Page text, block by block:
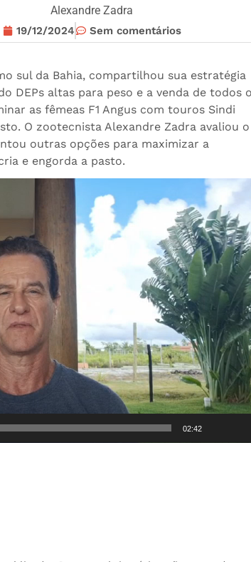
Alexandre Zadra
19/12/2024 Sem comentários
sul da Bahia, compartilhou sua estratégia
DEPs altas para peso e a venda de todos
as fêmeas F1 Angus com touros Sindi
O zootecnista Alexandre Zadra avaliou o
outras opções para maximizar a
e engorda a pasto.
02:42